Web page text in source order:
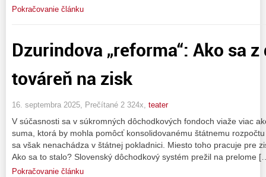
Pokračovanie článku
Dzurindova „reforma“: Ako sa
továreň na zisk
16. septembra 2025, Prečítané 2 324x, teater
V súčasnosti sa v súkromných dôchodkových fondoch viaže viac
suma, ktorá by mohla pomôcť konsolidovanému štátnemu
sa však nenachádza v štátnej pokladnici. Miesto toho pracuje pre
Ako sa to stalo? Slovenský dôchodkový systém prežil na prelome
Pokračovanie článku